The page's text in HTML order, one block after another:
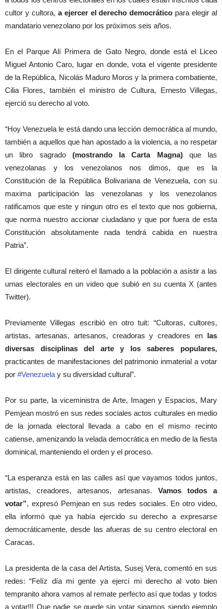
cultor y cultora, a ejercer el derecho democrático para elegir al
mandatario venezolano por los próximos seis años.
En el Parque Alí Primera de Gato Negro, donde está el Liceo
Miguel Antonio Caro, lugar en donde, vota el vigente presidente
de la República, Nicolás Maduro Moros y la primera combatiente,
Cilia Flores, también el ministro de Cultura, Ernesto Villegas,
ejerció su derecho al voto.
“Hoy Venezuela le está dando una lección democrática al mundo,
también a aquellos que han apostado a la violencia, a no respetar
un libro sagrado(mostrando la Carta Magna)que las
venezolanas y los venezolanos nos dimos, que es la
Constitución de la República Bolivariana de Venezuela, con su
maxima participación las venezolanas y los venezolanos
ratificamos que este y ningun otro es el texto que nos gobierna,
que norma nuestro accionar ciudadano y que por fuera de esta
Constitución absolutamente nada tendrá cabida en nuestra
Patria”.
El dirigente cultural reiteró el llamado a la población a asistir a las
urnas electorales en un video que subió en su cuenta X (antes
Twitter).
Previamente Villegas escribió en otro tuit: “Cultoras, cultores,
artistas, artesanas, artesanos, creadoras y creadores en las
diversas disciplinas del arte y los saberes populares,
practicantes de manifestaciones del patrimonio inmaterial a votar
por #Venezuela y su diversidad cultural”.
Por su parte, la viceministra de Arte, Imagen y Espacios, Mary
Pemjean mostró en sus redes sociales actos culturales en medio
de la jornada electoral llevada a cabo en el mismo recinto
catiense, amenizando la velada democrática en medio de la fiesta
dominical, manteniendo el orden y el proceso.
“La esperanza está en las calles así que vayamos todos juntos,
artistas, creadores, artesanos, artesanas. Vamos todos a
votar”, expresó Pemjean en sus redes sociales. En otro video,
ella informó que ya había ejercido su derecho a expresarse
democráticamente, desde las afueras de su centro electoral en
Caracas.
La presidenta de la casa del Artista, Susej Vera, comentó en sus
redes: “Felíz día mi gente ya ejerci mi derecho al voto bien
tempranito ahora vamos al remate perfecto así que todas y todos
a votar!!! Que nadie se quede sin votar sigamos siendo ejemplo